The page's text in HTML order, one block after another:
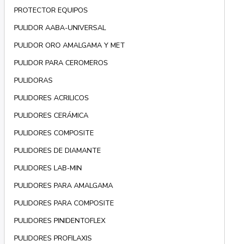
PROTECTOR EQUIPOS
PULIDOR AABA-UNIVERSAL
PULIDOR ORO AMALGAMA Y MET
PULIDOR PARA CEROMEROS
PULIDORAS
PULIDORES ACRILICOS
PULIDORES CERÁMICA
PULIDORES COMPOSITE
PULIDORES DE DIAMANTE
PULIDORES LAB-MIN
PULIDORES PARA AMALGAMA
PULIDORES PARA COMPOSITE
PULIDORES PINIDENTOFLEX
PULIDORES PROFILAXIS